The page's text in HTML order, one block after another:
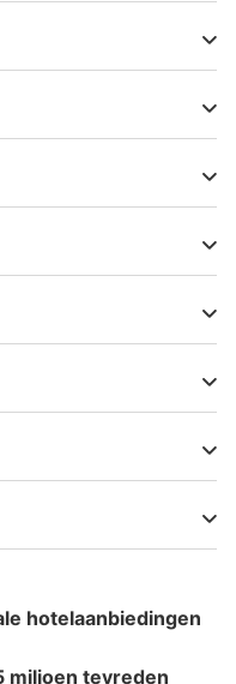
hotelaanbiedingen
miljoen tevreden